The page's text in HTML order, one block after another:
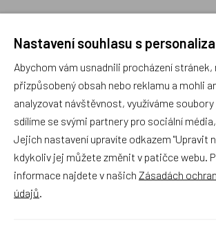
Recenze
Produkt zatím nemá žádné hodnocení,
produkt ohodnotí!
Přidat hodnocení
Nastavení souhlasu s
Abychom vám usnadnili procházení stránek,
přizpůsobený obsah nebo reklamu a mohli
analyzovat návštěvnost, využíváme
sdílíme se svými partnery pro sociální média,
Jejich nastavení upravíte odkazem "Upravit
kdykoliv jej můžete změnit v patičce webu.
informace najdete v našich Zásadách
údajů